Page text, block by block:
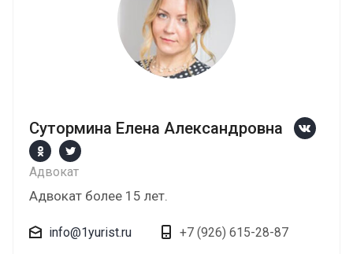
Сутормина Елена Александровна
Адвокат
Адвокат более 15 лет.
info@1yurist.ru +7 (926) 615-28-87